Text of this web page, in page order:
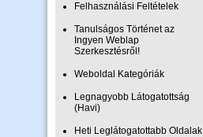
Felhasználási Feltételek
Tanulságos Történet az
Ingyen Weblap
Szerkesztésről!
Weboldal Kategóriák
Legnagyobb Látogatottság
(Havi)
Heti Leglátogatottabb Oldalak